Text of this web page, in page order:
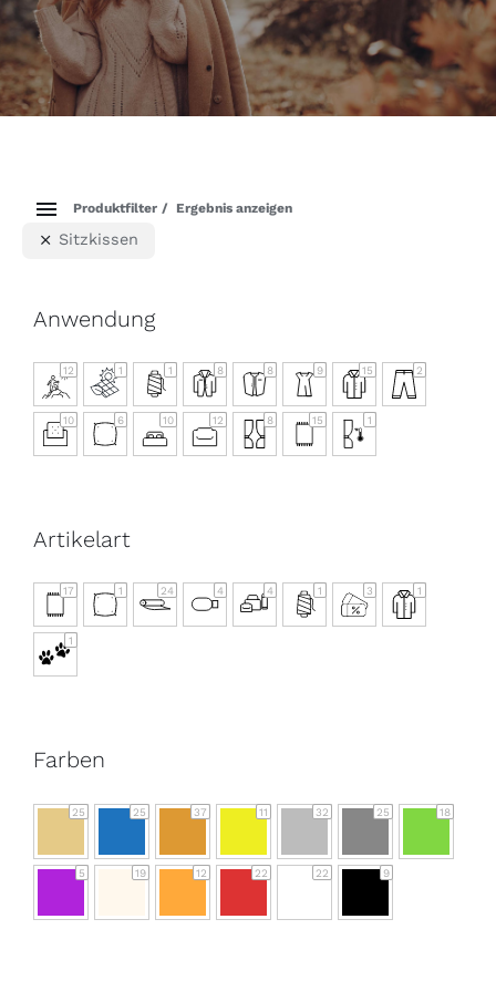
Produktfilter Ergebnis anzeigen
Sitzkissen
Anwendung
12 1 1 8 8 9 15 2
10 6 10 12 8 15 1
Artikelart
17 1 24 4 4 1 3 1
1
Farben
25 25 37 11 32 25 18
5 19 12 22 22 9